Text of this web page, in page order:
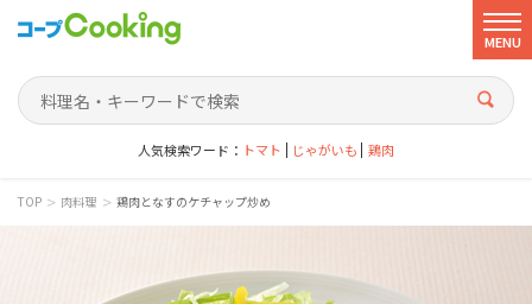
MENU
人気検索ワード： トマト じゃがいも 鶏肉
TOP > 肉料理 > 鶏肉となすのケチャップ炒め